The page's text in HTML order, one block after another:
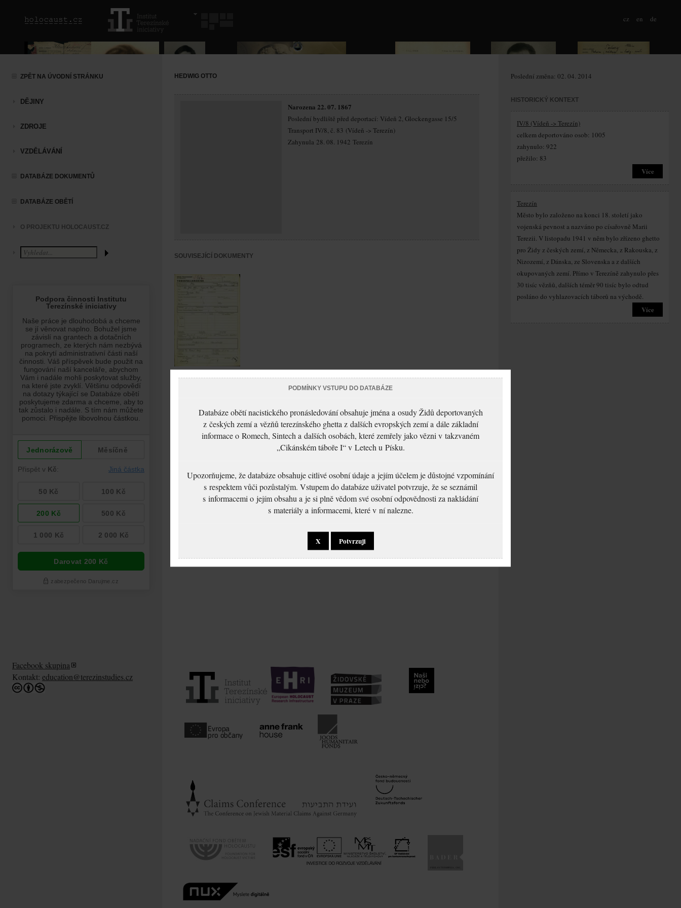
cz en de
ZPĚT NA ÚVODNÍ STRÁNKU
DĚJINY
ZDROJE
VZDĚLÁVÁNÍ
DATABÁZE DOKUMENTŮ
DATABÁZE OBĚTÍ
O PROJEKTU HOLOCAUST.CZ
HEDWIG OTTO
Narozena 22. 07. 1867
Poslední bydliště před deportací: Vídeň 2, Glockengasse 15/5
Transport IV/8, č. 83 (Vídeň -> Terezín)
Zahynula 28. 08. 1942 Terezín
SOUVISEJÍCÍ DOKUMENTY
Otto Hedwig:
Poslední změna: 02. 04. 2014
HISTORICKÝ KONTEXT
IV/8 (Vídeň -> Terezín)
celkem deportováno osob: 1005
zahynulo: 922
přežilo: 83
Více
Terezín
Město bylo založeno na konci 18. století jako
vojenská pevnost a nazváno po císařovně Marii
Terezii. V listopadu 1941 v něm bylo zřízeno ghetto
pro Židy z českých zemí, z Německa, z Rakouska, z
Nizozemí, z Dánska, ze Slovenska a z dalších
okupovaných zemí. Přímo v Terezíně zahynulo přes
30 tisíc vězňů, dalších téměr 90 tisíc bylo odtud
posláno do vyhlazovacích táborů na východě.
Více
Facebook skupina
Kontakt: education@terezinstudies.cz
PODMÍNKY VSTUPU DO DATABÁZE
Databáze obětí nacistického pronásledování obsahuje jména a osudy Židů deportovaných
z českých zemí a vězňů terezínského ghetta z dalších evropských zemí a dále základní
informace o Romech, Sintech a dalších osobách, které zemřely jako vězni v takzvaném
„Cikánském táboře I“ v Letech u Písku.
Upozorňujeme, že databáze obsahuje citlivé osobní údaje a jejím účelem je důstojné vzpomínání
s respektem vůči pozůstalým. Vstupem do databáze uživatel potvrzuje, že se seznámil
s informacemi o jejím obsahu a je si plně vědom své osobní odpovědnosti za nakládání
s materiály a informacemi, které v ní nalezne.
X Potvrzuji